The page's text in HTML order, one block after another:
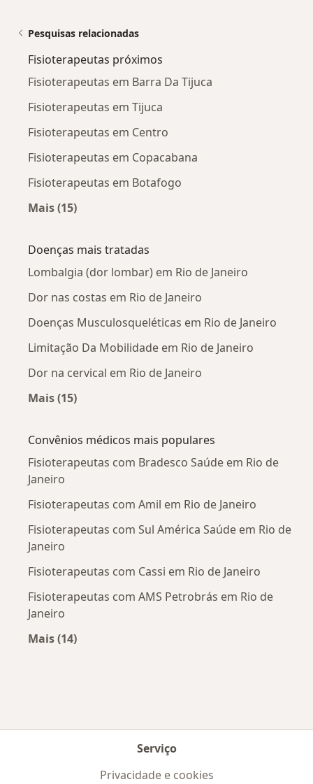
Pesquisas relacionadas
Fisioterapeutas próximos
Fisioterapeutas em Barra Da Tijuca
Fisioterapeutas em Tijuca
Fisioterapeutas em Centro
Fisioterapeutas em Copacabana
Fisioterapeutas em Botafogo
Mais (15)
Doenças mais tratadas
Lombalgia (dor lombar) em Rio de Janeiro
Dor nas costas em Rio de Janeiro
Doenças Musculosqueléticas em Rio de Janeiro
Limitação Da Mobilidade em Rio de Janeiro
Dor na cervical em Rio de Janeiro
Mais (15)
Convênios médicos mais populares
Fisioterapeutas com Bradesco Saúde em Rio de
Janeiro
Fisioterapeutas com Amil em Rio de Janeiro
Fisioterapeutas com Sul América Saúde em Rio de
Janeiro
Fisioterapeutas com Cassi em Rio de Janeiro
Fisioterapeutas com AMS Petrobrás em Rio de
Janeiro
Mais (14)
Serviço
Privacidade e cookies